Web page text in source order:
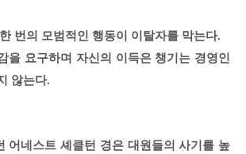
번의 모범적인 행동이 이탈자를 막는다.
을 요구하며 자신의 이득은 챙기는 경영인
않는다.
어네스트 셰클턴 경은 대원들의 사기를 높